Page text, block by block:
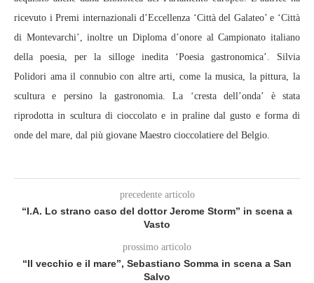
ricevuto i Premi internazionali d’Eccellenza ‘Città del Galateo’ e ‘Città
di Montevarchi’, inoltre un Diploma d’onore al Campionato italiano
della poesia, per la silloge inedita ‘Poesia gastronomica’. Silvia
Polidori ama il connubio con altre arti, come la musica, la pittura, la
scultura e persino la gastronomia. La ‘cresta dell’onda’ è stata
riprodotta in scultura di cioccolato e in praline dal gusto e forma di
onde del mare, dal più giovane Maestro cioccolatiere del Belgio.
precedente articolo
“I.A. Lo strano caso del dottor Jerome Storm” in scena a
Vasto
prossimo articolo
“Il vecchio e il mare”, Sebastiano Somma in scena a San
Salvo